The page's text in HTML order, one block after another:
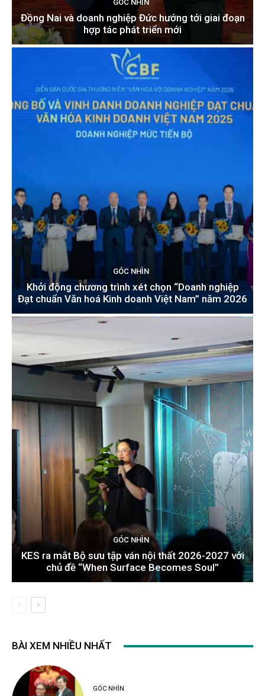
GÓC NHÌN
Đồng Nai và doanh nghiệp Đức hướng tới giai đoạn
hợp tác phát triển mới
GÓC NHÌN
Khởi động chương trình xét chọn “Doanh nghiệp
Đạt chuẩn Văn hoá Kinh doanh Việt Nam” năm 2026
GÓC NHÌN
KES ra mắt Bộ sưu tập ván nội thất 2026-2027 với
chủ đề “When Surface Becomes Soul”
BÀI XEM NHIỀU NHẤT
GÓC NHÌN